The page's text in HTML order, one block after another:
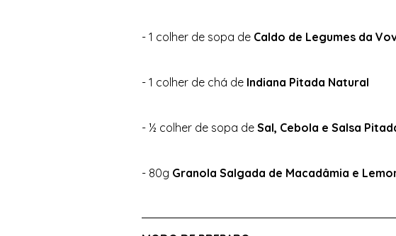
- 1 colher de sopa de Caldo de Legumes da
- 1 colher de chá de Indiana Pitada Natural
- ½ colher de sopa de Sal, Cebola e Salsa
- 80g Granola Salgada de Macadâmia e